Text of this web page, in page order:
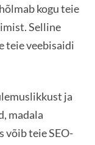
kogu teie
Selline
teie veebisaidi
ja
madala
võib teie SEO-